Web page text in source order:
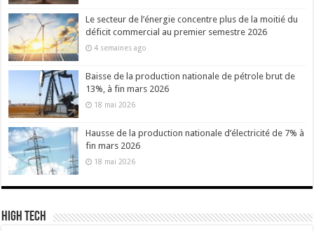
Le secteur de l’énergie concentre plus de la moitié du
déficit commercial au premier semestre 2026
4 semaines ago
Baisse de la production nationale de pétrole brut de
13%, à fin mars 2026
18 mai 2026
Hausse de la production nationale d’électricité de 7% à
fin mars 2026
18 mai 2026
High Tech